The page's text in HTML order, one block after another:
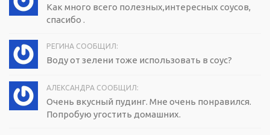
Как много всего полезных,интересных соусов,
спасибо .
РЕГИНА СООБЩИЛ:
Воду от зелени тоже использовать в соус?
АЛЕКСАНДРА СООБЩИЛ:
Очень вкусный пудинг. Мне очень понравился.
Попробую угостить домашних.